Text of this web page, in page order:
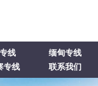
线
缅甸专线
专线 联系我们